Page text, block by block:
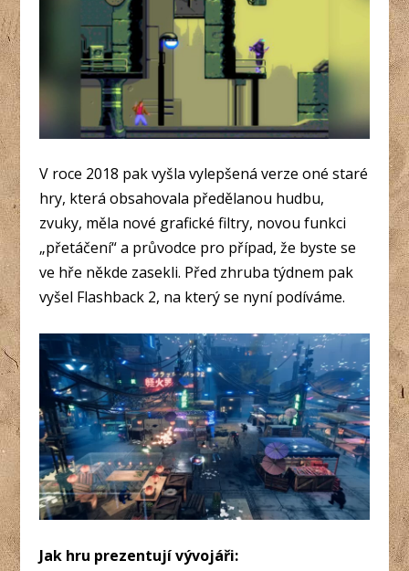
V roce 2018 pak vyšla vylepšená verze oné staré
hry, která obsahovala předělanou hudbu,
zvuky, měla nové grafické filtry, novou funkci
„přetáčení“ a průvodce pro případ, že byste se
ve hře někde zasekli. Před zhruba týdnem pak
vyšel Flashback 2, na který se nyní podíváme.
Jak hru prezentují vývojáři: